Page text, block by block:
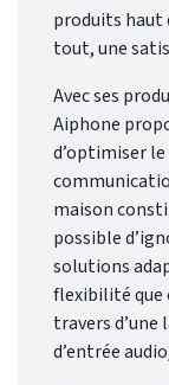
produits haut
tout, une
Avec ses
Aiphone
d’optimiser
maison
possible
solutions
flexibilité que
travers d’une
d’entrée